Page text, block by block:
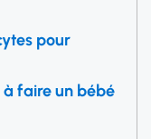
pour
faire un bébé